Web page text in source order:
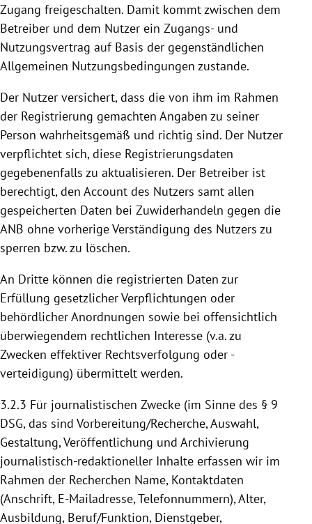
Zugang freigeschalten. Damit kommt zwischen dem
Betreiber und dem Nutzer ein Zugangs- und
Nutzungsvertrag auf Basis der gegenständlichen
Allgemeinen Nutzungsbedingungen zustande.
Der Nutzer versichert, dass die von ihm im Rahmen
der Registrierung gemachten Angaben zu seiner
Person wahrheitsgemäß und richtig sind. Der Nutzer
verpflichtet sich, diese Registrierungsdaten
gegebenenfalls zu aktualisieren. Der Betreiber ist
berechtigt, den Account des Nutzers samt allen
gespeicherten Daten bei Zuwiderhandeln gegen die
ANB ohne vorherige Verständigung des Nutzers zu
sperren bzw. zu löschen.
An Dritte können die registrierten Daten zur
Erfüllung gesetzlicher Verpflichtungen oder
behördlicher Anordnungen sowie bei offensichtlich
überwiegendem rechtlichen Interesse (v.a. zu
Zwecken effektiver Rechtsverfolgung oder -
verteidigung) übermittelt werden.
3.2.3 Für journalistischen Zwecke (im Sinne des § 9
DSG, das sind Vorbereitung/Recherche, Auswahl,
Gestaltung, Veröffentlichung und Archivierung
journalistisch-redaktioneller Inhalte erfassen wir im
Rahmen der Recherchen Name, Kontaktdaten
(Anschrift, E-Mailadresse, Telefonnummern), Alter,
Ausbildung, Beruf/Funktion, Dienstgeber,